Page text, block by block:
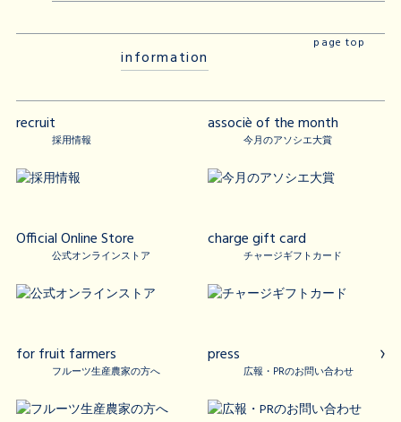
page top
information
recruit
採用情報
associè of the month
今月のアソシエ大賞
Official Online Store
公式オンラインストア
charge gift card
チャージギフトカード
for fruit farmers
フルーツ生産農家の方へ
press
広報・PRのお問い合わせ